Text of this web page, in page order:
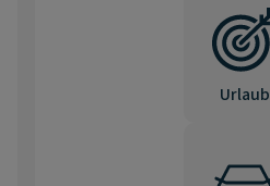
Urlaub